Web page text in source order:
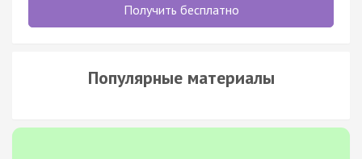
Получить бесплатно
Популярные материалы